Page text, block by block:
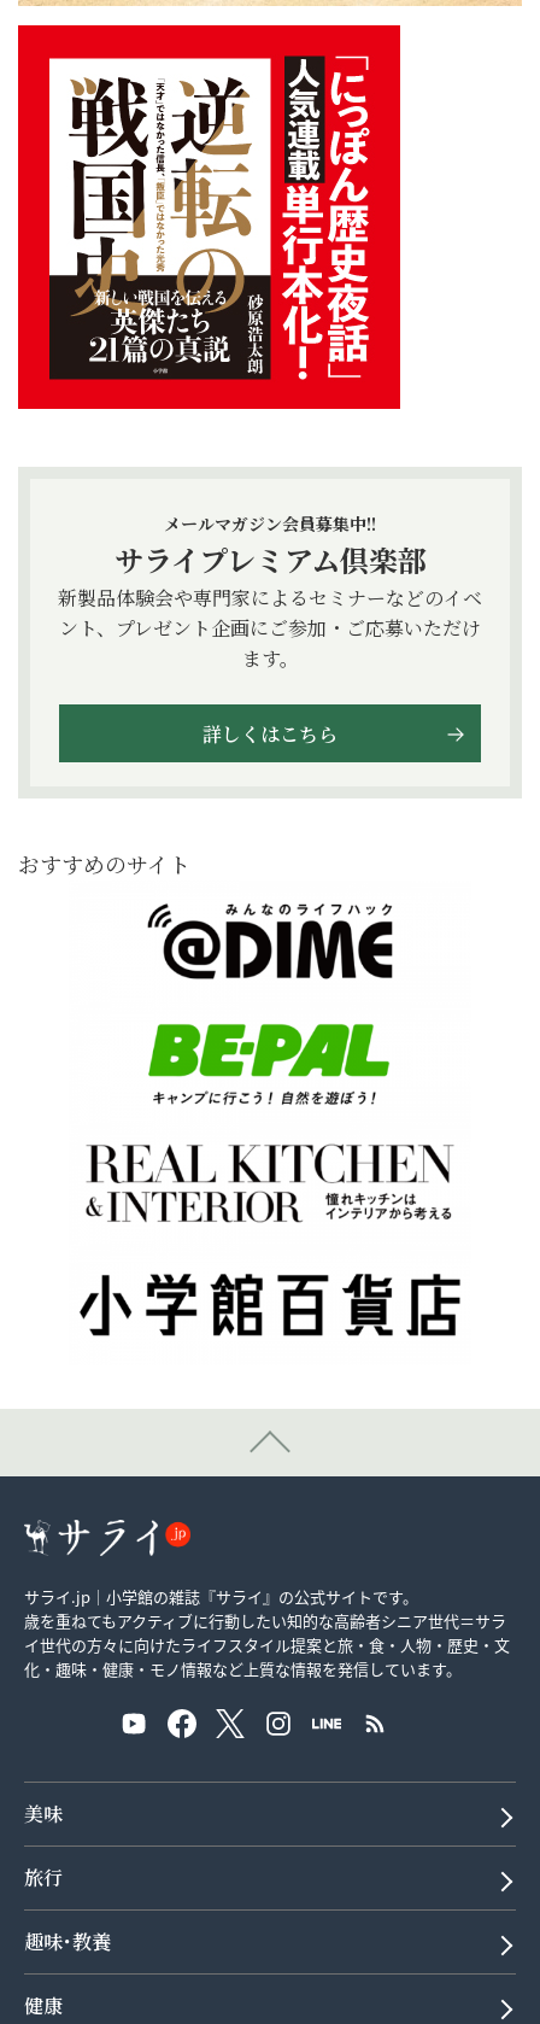
メールマガジン会員募集中!!
サライプレミアム倶楽部
新製品体験会や専門家によるセミナーなどのイベ
ント、プレゼント企画にご参加・ご応募いただけ
ます。
詳しくはこちら
おすすめのサイト
サライ.jp｜小学館の雑誌『サライ』の公式サイトです。
歳を重ねてもアクティブに行動したい知的な高齢者シニア世代＝サラ
イ世代の方々に向けたライフスタイル提案と旅・食・人物・歴史・文
化・趣味・健康・モノ情報など上質な情報を発信しています。
美味
旅行
趣味･教養
健康